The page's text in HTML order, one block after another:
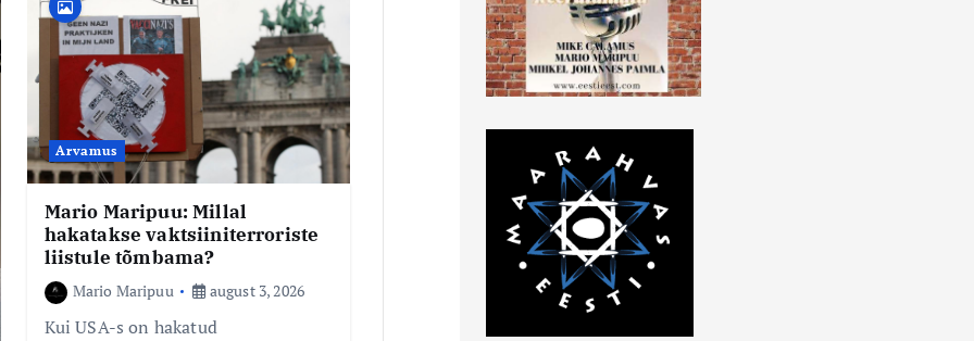
Arvamus
Mario Maripuu: Millal
hakatakse vaktsiiniterroriste
liistule tõmbama?
Mario Maripuu august 3, 2026
Kui USA-s on hakatud